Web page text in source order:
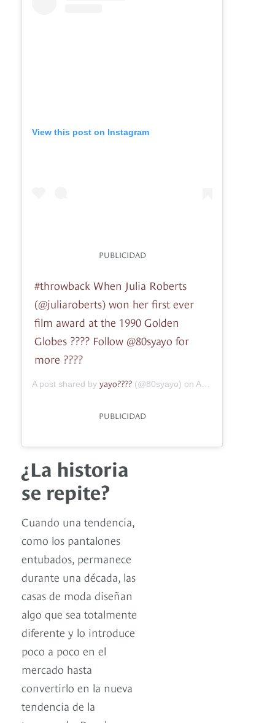
View this post on Instagram
PUBLICIDAD
#throwback When Julia Roberts
(@juliaroberts) won her first ever
film award at the 1990 Golden
Globes ???? Follow @80syayo for
more ????
A post shared by yayo???? (@80syayo) on Aug 4, 2018 at 9:05am PDT
PUBLICIDAD
¿La historia
se repite?
Cuando una tendencia,
como los pantalones
entubados, permanece
durante una década, las
casas de moda diseñan
algo que sea totalmente
diferente y lo introduce
poco a poco en el
mercado hasta
convertirlo en la nueva
tendencia de la